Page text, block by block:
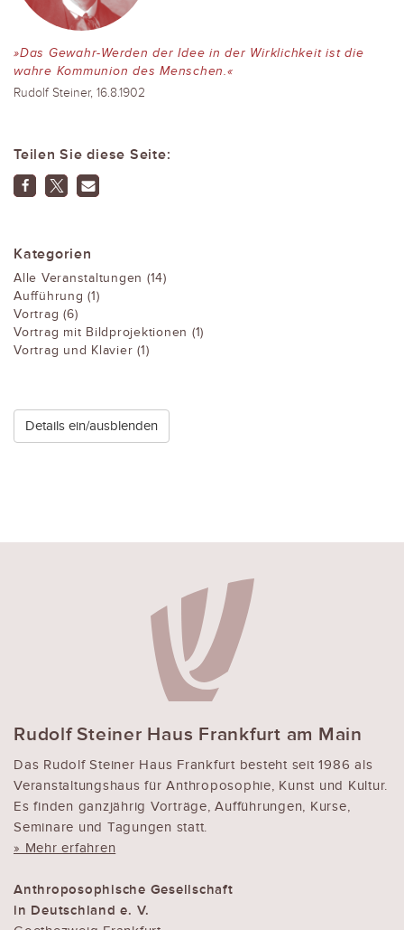
»Das Gewahr-Werden der Idee in der Wirklichkeit ist die
wahre Kommunion des Menschen.«
Rudolf Steiner, 16.8.1902
Teilen Sie diese Seite:
Kategorien
Alle Veranstaltungen (14)
Aufführung (1)
Vortrag (6)
Vortrag mit Bildprojektionen (1)
Vortrag und Klavier (1)
Details ein/ausblenden
Rudolf Steiner Haus Frankfurt am Main
Das Rudolf Steiner Haus Frankfurt besteht seit 1986 als
Veranstaltungshaus für Anthroposophie, Kunst und Kultur.
Es finden ganzjährig Vorträge, Aufführungen, Kurse,
Seminare und Tagungen statt.
» Mehr erfahren
Anthroposophische Gesellschaft
in Deutschland e. V.